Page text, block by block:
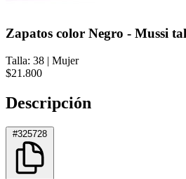
Zapatos color Negro - Mussi
Talla: 38 | Mujer
$21.800
Descripción
#325728